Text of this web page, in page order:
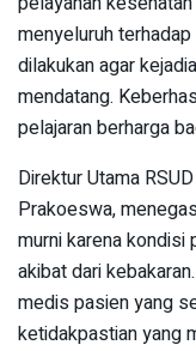
menyeluruh
dilakukan agar
mendatang.
pelajaran berharga
Direktur Utama
Prakoeswa,
murni karena kondisi
akibat dari
medis pasien yang
ketidakpastian yang